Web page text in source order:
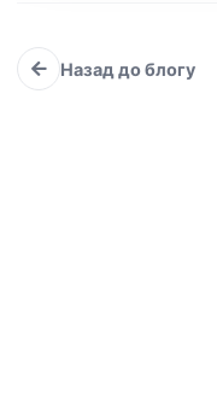
Назад до блогу